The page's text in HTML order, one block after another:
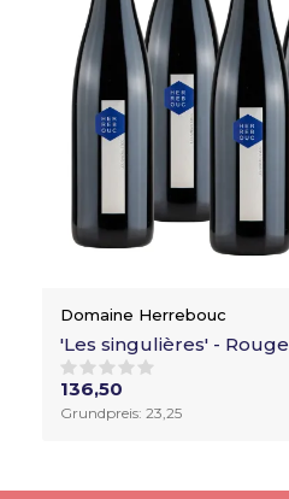
Domaine Herrebouc
'Les singulières' - Rouge
136,50
Grundpreis: 23,25